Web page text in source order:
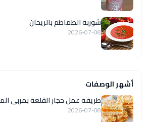
شوربة الطماطم بالريحان
2026-07-08
أشهر الوصفات
طريقة عمل حجار القلعة بمربى
2026-07-08